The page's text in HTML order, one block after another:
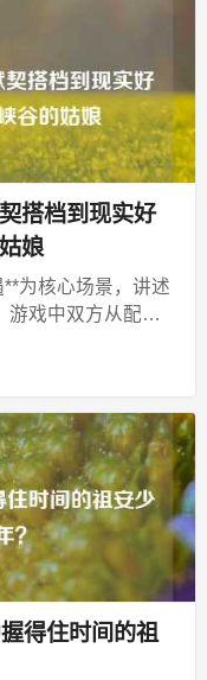
搭档到现实好
娘
为核心场景，讲述
游戏中双方从配合
得住时间的祖